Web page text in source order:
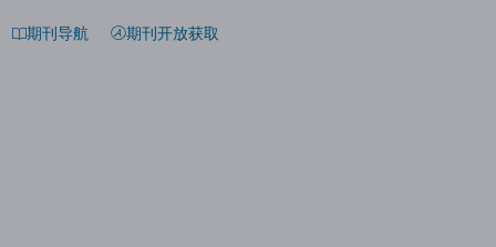
期刊导航 期刊开放获取